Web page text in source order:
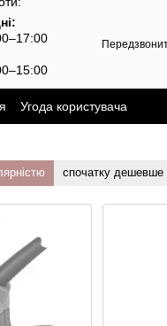
Угода користувача
спочатку дешевше